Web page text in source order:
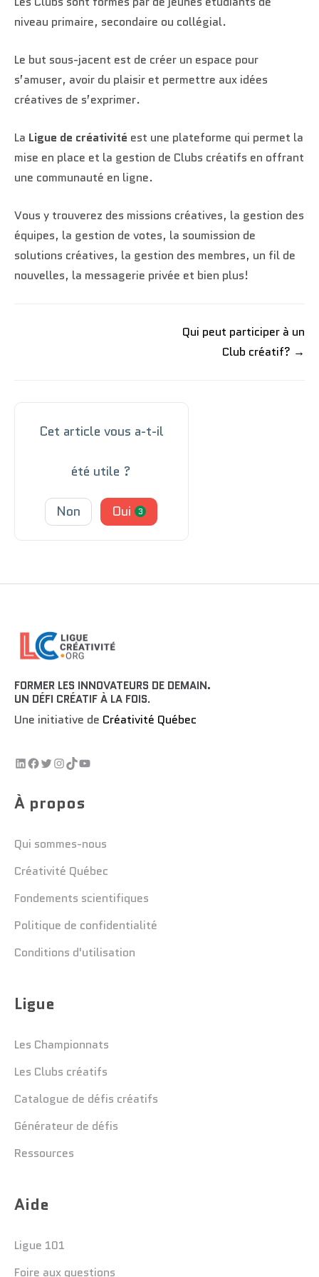
niveau primaire, secondaire ou collégial.
Le but sous-jacent est de créer un espace pour
s’amuser, avoir du plaisir et permettre aux idées
créatives de s’exprimer.
La Ligue de créativité est une plateforme qui permet la
mise en place et la gestion de Clubs créatifs en offrant
une communauté en ligne.
Vous y trouverez des missions créatives, la gestion des
équipes, la gestion de votes, la soumission de
solutions créatives, la gestion des membres, un fil de
nouvelles, la messagerie privée et bien plus!
Qui peut participer à un
Club créatif? →
Cet article vous a-t-il
été utile ?
Non Oui 3
FORMER LES INNOVATEURS DE DEMAIN.
UN DÉFI CRÉATIF À LA FOIS.
Une initiative de Créativité Québec
À propos
Qui sommes-nous
Créativité Québec
Fondements scientifiques
Politique de confidentialité
Conditions d'utilisation
Ligue
Les Championnats
Les Clubs créatifs
Catalogue de défis créatifs
Générateur de défis
Ressources
Aide
Ligue 101
Foire aux questions